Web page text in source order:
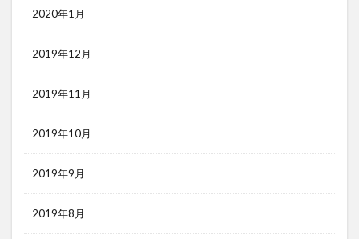
2020年1月
2019年12月
2019年11月
2019年10月
2019年9月
2019年8月